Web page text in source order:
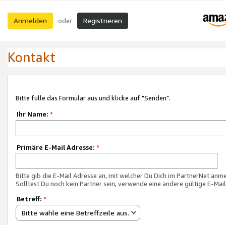
Anmelden oder Registrieren
Kontakt
Bitte fülle das Formular aus und klicke auf "Senden".
Ihr Name: *
Primäre E-Mail Adresse: *
Bitte gib die E-Mail Adresse an, mit welcher Du Dich im PartnerNet
Solltest Du noch kein Partner sein, verwende eine andere gültige E-
Betreff: *
Bitte wähle eine Betreffzeile aus.